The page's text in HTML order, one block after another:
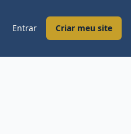
Entrar Criar meu site